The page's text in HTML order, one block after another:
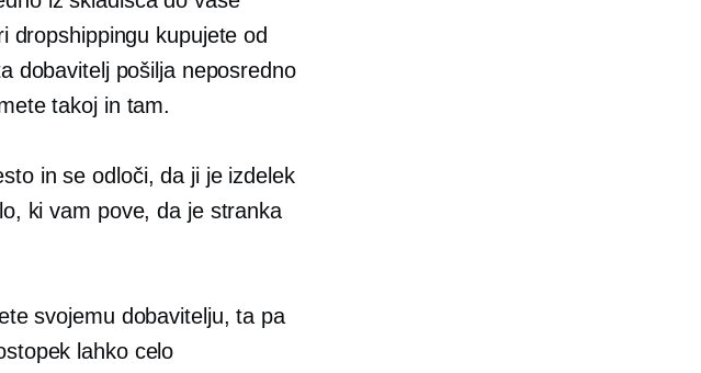
dropshippingu kupujete od
dobavitelj pošilja neposredno
takoj in tam.
in se odloči, da ji je izdelek
ki vam pove, da je stranka
svojemu dobavitelju, ta pa
lahko celo